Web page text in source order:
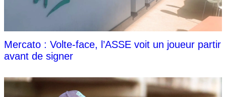
Mercato : Volte-face, l’ASSE voit un joueur partir
avant de signer